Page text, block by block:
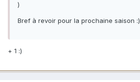
)
Bref à revoir pour la prochaine saison :)
+ 1 :)